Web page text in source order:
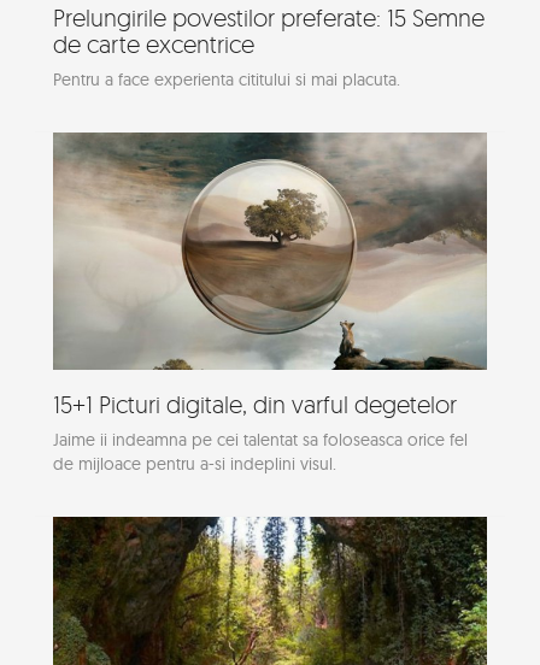
Prelungirile povestilor preferate: 15 Semne
de carte excentrice
Pentru a face experienta cititului si mai placuta.
15+1 Picturi digitale, din varful degetelor
Jaime ii indeamna pe cei talentat sa foloseasca orice fel
de mijloace pentru a-si indeplini visul.